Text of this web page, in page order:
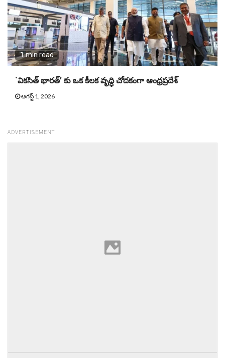
1 min read
`వికసిత్ భారత్’ కు ఒక కీలక వృద్ధి చోదకంగా ఆంధ్రప్రదేశ్
ఆగస్ట్ 1, 2026
ADVERTISEMENT